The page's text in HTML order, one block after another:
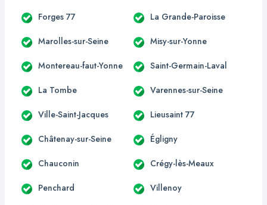
Forges 77 La Grande-Paroisse
Marolles-sur-Seine Misy-sur-Yonne
Montereau-faut-Yonne Saint-Germain-Laval
La Tombe Varennes-sur-Seine
Ville-Saint-Jacques Lieusaint 77
Châtenay-sur-Seine Égligny
Chauconin Crégy-lès-Meaux
Penchard Villenoy